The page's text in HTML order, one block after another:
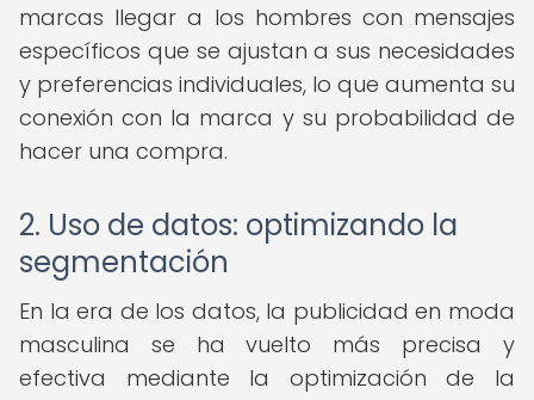
marcas llegar a los hombres con mensajes
específicos que se ajustan a sus necesidades
y preferencias individuales, lo que aumenta su
conexión con la marca y su probabilidad de
hacer una compra.
2. Uso de datos: optimizando la
segmentación
En la era de los datos, la publicidad en moda
masculina se ha vuelto más precisa y
efectiva mediante la optimización de la